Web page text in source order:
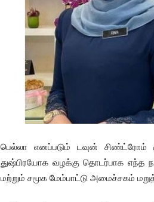
பெல்லா எனப்படும் டவுன் சிண்ட்ரோம்
துஷ்பிரயோக வழக்கு தொடர்பாக எந்த
மற்றும் சமூக மேம்பாட்டு அமைச்சகம்